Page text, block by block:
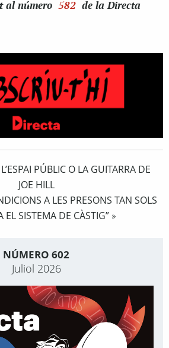
al número 582 de la Directa
PÚBLIC O LA GUITARRA DE
JOE HILL
A LES PRESONS TAN SOLS
EL SISTEMA DE CÀSTIG”»
NÚMERO 602
Juliol 2026